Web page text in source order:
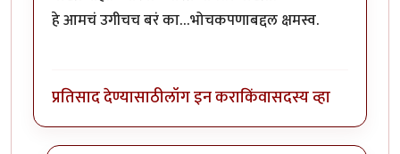
हे आमचं उगीचच बरं का…भोचकपणाबद्दल क्षमस्व.
प्रतिसाद देण्यासाठीलॉग इन कराकिंवासदस्य व्हा